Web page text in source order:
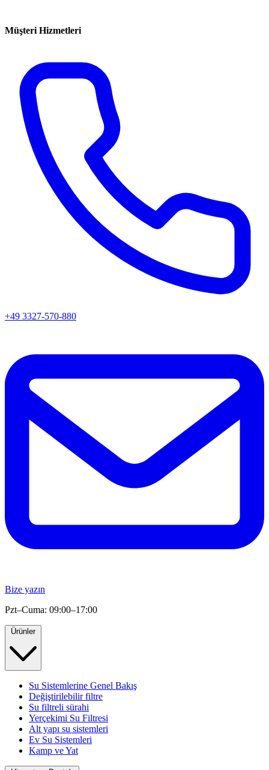
Müşteri Hizmetleri
+49 3327-570-880
Bize yazın
Pzt–Cuma: 09:00–17:00
Ürünler
Su Sistemlerine Genel Bakış
Değiştirilebilir filtre
Su filtreli sürahi
Yerçekimi Su Filtresi
Alt yapı su sistemleri
Ev Su Sistemleri
Kamp ve Yat